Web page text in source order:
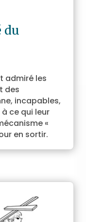
du
admiré les
des
incapables,
ce qui leur
«
en sortir.